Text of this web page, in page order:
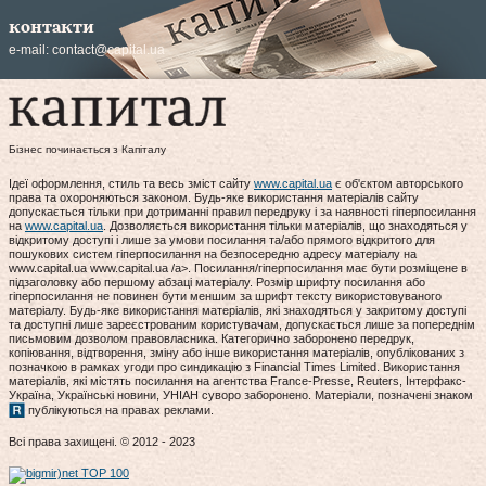
контакти
e-mail: contact@capital.ua
Бізнес починається з Капіталу
Ідеї оформлення, стиль та весь зміст сайту www.capital.ua є об'єктом авторського
права та охороняються законом. Будь-яке використання матеріалів сайту
допускається тільки при дотриманні правил передруку і за наявності гіперпосилання
на www.capital.ua. Дозволяється використання тільки матеріалів, що знаходяться у
відкритому доступі і лише за умови посилання та/або прямого відкритого для
пошукових систем гіперпосилання на безпосередню адресу матеріалу на
www.capital.ua www.capital.ua /a>. Посилання/гіперпосилання має бути розміщене в
підзаголовку або першому абзаці матеріалу. Розмір шрифту посилання або
гіперпосилання не повинен бути меншим за шрифт тексту використовуваного
матеріалу. Будь-яке використання матеріалів, які знаходяться у закритому доступі
та доступні лише зареєстрованим користувачам, допускається лише за попереднім
письмовим дозволом правовласника. Категорично заборонено передрук,
копіювання, відтворення, зміну або інше використання матеріалів, опублікованих з
позначкою в рамках угоди про синдикацію з Financial Times Limited. Використання
матеріалів, які містять посилання на агентства France-Presse, Reuters, Інтерфакс-
Україна, Українські новини, УНІАН суворо заборонено. Матеріали, позначені знаком
публікуються на правах реклами.
Всі права захищені. © 2012 - 2023